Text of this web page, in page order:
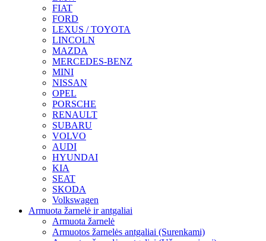
FIAT
FORD
LEXUS / TOYOTA
LINCOLN
MAZDA
MERCEDES-BENZ
MINI
NISSAN
OPEL
PORSCHE
RENAULT
SUBARU
VOLVO
AUDI
HYUNDAI
KIA
SEAT
SKODA
Volkswagen
Armuota žarnelė ir antgaliai
Armuota žarnelė
Armuotos žarnelės antgaliai (Surenkami)